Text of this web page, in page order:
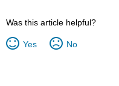
Was this article helpful?
Yes No